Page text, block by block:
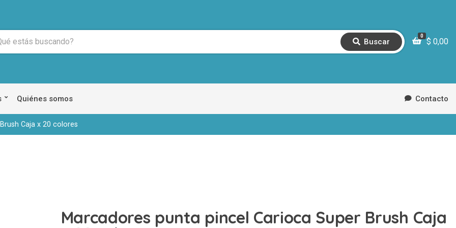
B
u
a
Buscar
0
$ 0,00
Quiénes somos Contacto
Caja x 20 colores
Marcadores punta pincel Carioca Super Brush Caja